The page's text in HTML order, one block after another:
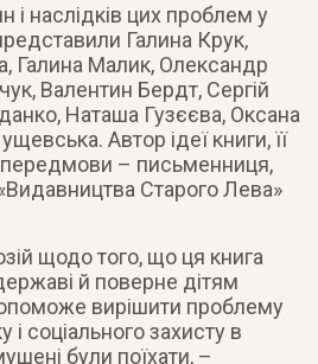
і наслідків цих проблем у
Галина Крук,
Галина Малик, Олександр
Валентин Бердт, Сергій
Наташа Гузєєва, Оксана
Автор ідеї книги, її
– письменниця,
Старого Лева»
щодо того, що ця книга
й поверне дітям
вирішити проблему
і соціального захисту в
були поїхати, –